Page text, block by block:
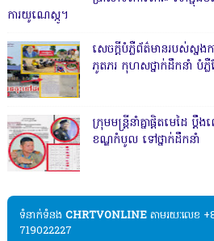
ការយូណេស្កូ។
សេចក្តីបំភ្លឺព័ត៌មានរបស់ស្នង
ភូតភរ កុហសថ្នាក់ដឹកនាំ បំភ្លឺ
ក្រុមមន្ត្រីនាំគ្នាផ្ដិតមេដៃ
ខណ្ឌកំបូល ទៅថ្នាក់ដឹកនាំ
ទំនាក់ទំនង​​ CHRTVONLINE តាមរយៈលេខ
719022227